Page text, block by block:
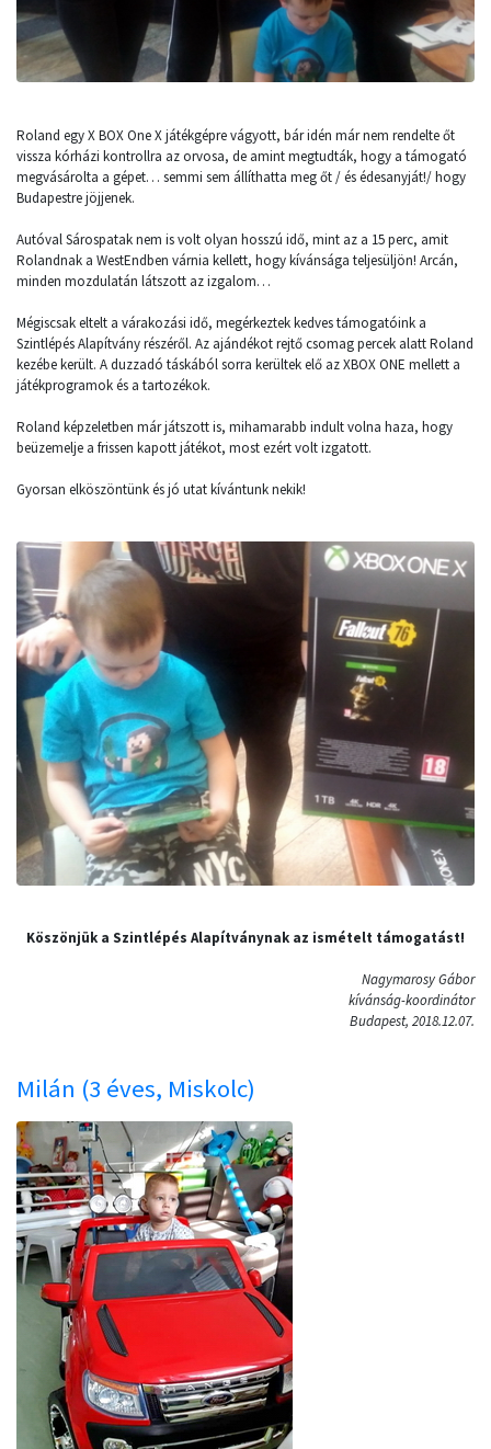
Roland egy X BOX One X játékgépre vágyott, bár idén már nem rendelte őt
vissza kórházi kontrollra az orvosa, de amint megtudták, hogy a támogató
megvásárolta a gépet… semmi sem állíthatta meg őt / és édesanyját!/ hogy
Budapestre jöjjenek.
Autóval Sárospatak nem is volt olyan hosszú idő, mint az a 15 perc, amit
Rolandnak a WestEndben várnia kellett, hogy kívánsága teljesüljön! Arcán,
minden mozdulatán látszott az izgalom…
Mégiscsak eltelt a várakozási idő, megérkeztek kedves támogatóink a
Szintlépés Alapítvány részéről. Az ajándékot rejtő csomag percek alatt Roland
kezébe került. A duzzadó táskából sorra kerültek elő az XBOX ONE mellett a
játékprogramok és a tartozékok.
Roland képzeletben már játszott is, mihamarabb indult volna haza, hogy
beüzemelje a frissen kapott játékot, most ezért volt izgatott.
Gyorsan elköszöntünk és jó utat kívántunk nekik!
Köszönjük a Szintlépés Alapítványnak az ismételt támogatást!
Nagymarosy Gábor
kívánság-koordinátor
Budapest, 2018.12.07.
Milán (3 éves, Miskolc)